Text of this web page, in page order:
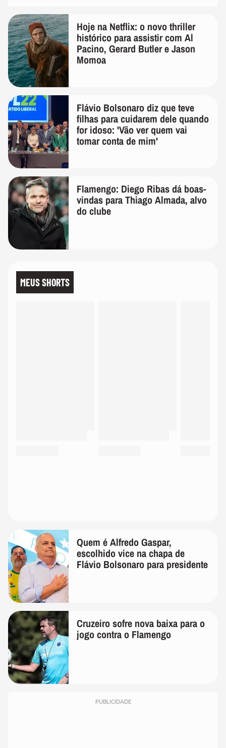
Hoje na Netflix: o novo thriller
histórico para assistir com Al
Pacino, Gerard Butler e Jason
Momoa
Flávio Bolsonaro diz que teve
filhas para cuidarem dele quando
for idoso: 'Vão ver quem vai
tomar conta de mim'
Flamengo: Diego Ribas dá boas-
vindas para Thiago Almada, alvo
do clube
MEUS SHORTS
Quem é Alfredo Gaspar,
escolhido vice na chapa de
Flávio Bolsonaro para presidente
Cruzeiro sofre nova baixa para o
jogo contra o Flamengo
PUBLICIDADE